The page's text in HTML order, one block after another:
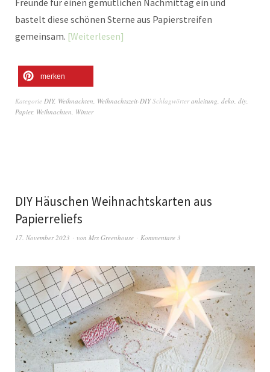
Freunde für einen gemütlichen Nachmittag ein und
bastelt diese schönen Sterne aus Papierstreifen
gemeinsam. Weiterlesen
merken
Kategorie DIY, Weihnachten, Weihnachtszeit-DIY Schlagwörteranleitung, deko, diy,
Papier, Weihnachten, Winter
DIY Häuschen Weihnachtskarten aus
Papierreliefs
17. November 2023 von Mrs Greenhouse Kommentare 3